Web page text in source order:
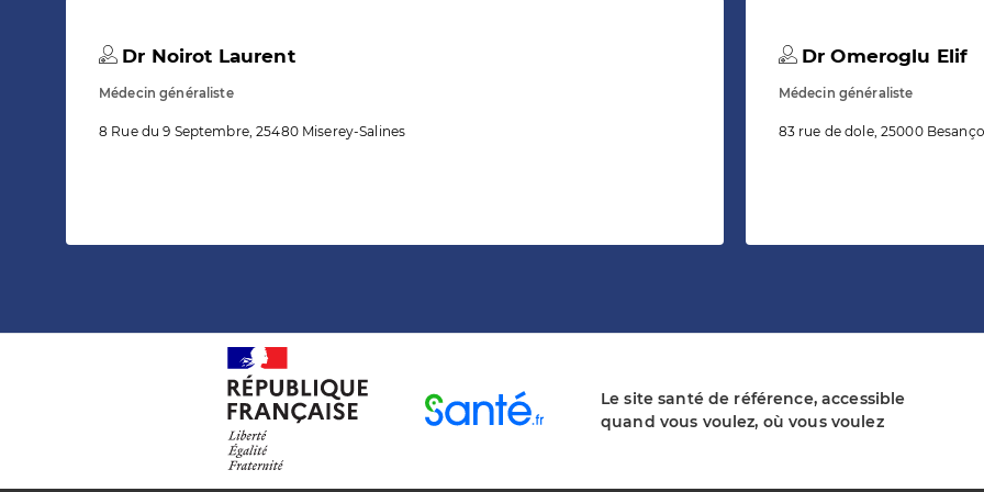
Dr Noirot Laurent
Médecin généraliste
8 Rue du 9 Septembre, 25480 Miserey-Salines
Dr Omeroglu Elif
Médecin généraliste
83 rue de dole, 25000
Le site santé de référence, accessible
quand vous voulez, où vous voulez